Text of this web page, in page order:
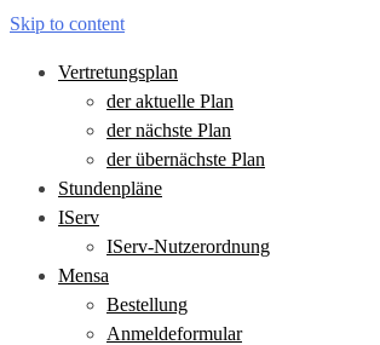
Skip to content
Vertretungsplan
der aktuelle Plan
der nächste Plan
der übernächste Plan
Stundenpläne
IServ
IServ-Nutzerordnung
Mensa
Bestellung
Anmeldeformular